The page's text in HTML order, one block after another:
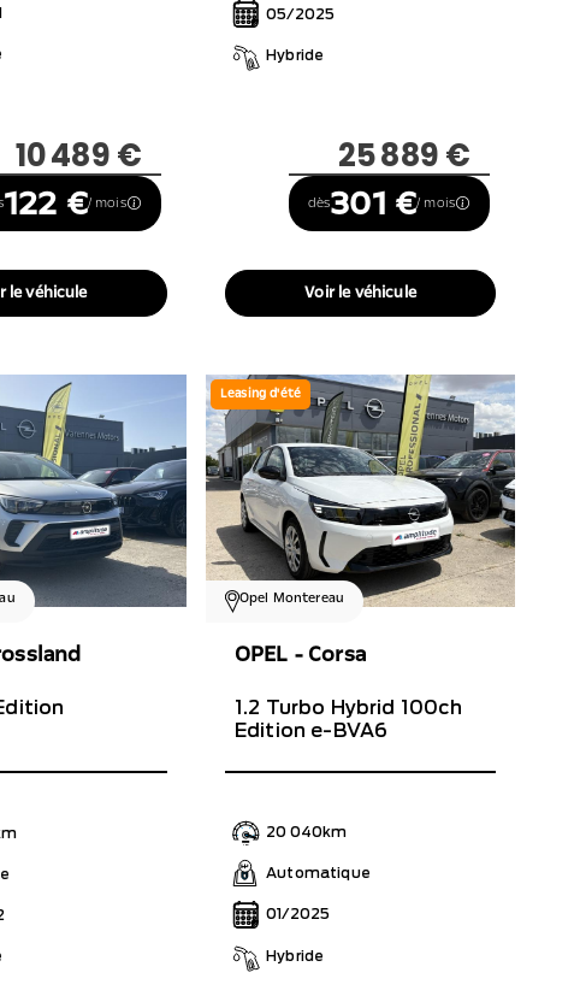
10 489 €
122 €/ mois
le véhicule
05/2025
Hybride
25 889 €
dès301 €/ mois
Voir le véhicule
Leasing d'été
Opel Montereau
OPEL - Corsa
1.2 Turbo Hybrid 100ch
Edition e-BVA6
20 040km
Automatique
01/2025
Hybride